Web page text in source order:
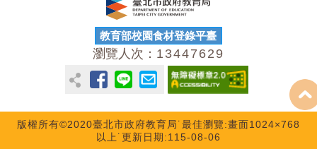
教育部校園食材登錄平臺
瀏覽人次： 13447629
版權所有©2020臺北市政府教育局˙最佳瀏覽:畫面1024×768
以上˙更新日期:115-08-06